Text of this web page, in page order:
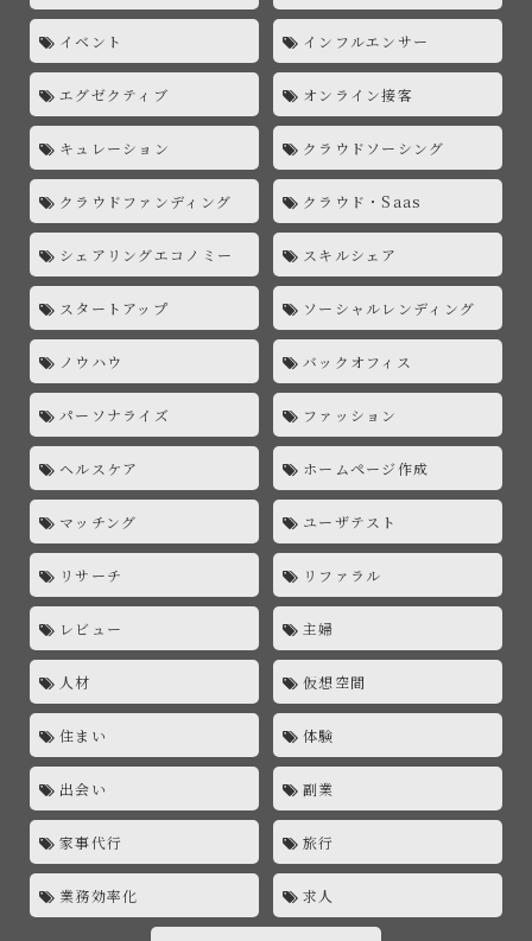
イベント インフルエンサー
エグゼクティブ オンライン接客
キュレーション クラウドソーシング
クラウドファンディング クラウド・Saas
シェアリングエコノミー スキルシェア
スタートアップ ソーシャルレンディング
ノウハウ バックオフィス
パーソナライズ ファッション
ヘルスケア ホームページ作成
マッチング ユーザテスト
リサーチ リファラル
レビュー 主婦
人材 仮想空間
住まい 体験
出会い 副業
家事代行 旅行
業務効率化 求人